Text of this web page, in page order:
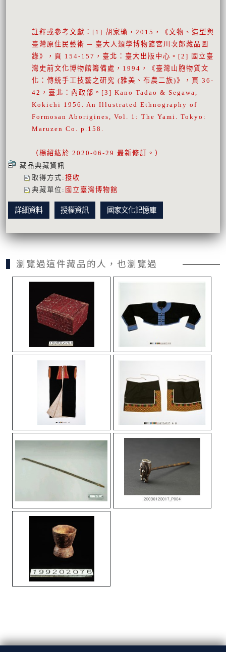
註釋或參考文獻：[1] 胡家瑜，2015，《文物、造型與
臺灣原住民藝術 ─ 臺大人類學博物館宮川次郎藏品圖
錄》，頁 154-157，臺北：臺大出版中心。[2] 國立臺
灣史前文化博物館籌備處，1994，《臺灣山胞物質文
化：傳統手工技藝之研究 (雅美、布農二族)》，頁 36-
42，臺北：內政部。[3] Kano Tadao & Segawa,
Kokichi 1956. An Illustrated Ethnography of
Formosan Aborigines, Vol. 1: The Yami. Tokyo:
Maruzen Co. p.158.
（楊紹紘於 2020-06-29 最新修訂。）
藏品典藏資訊
取得方式 : 接收
典藏單位 : 國立臺灣博物館
詳細資料 授權資訊 國家文化記憶庫
瀏覽過這件藏品的人，也瀏覽過